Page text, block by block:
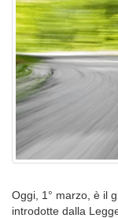
Oggi, 1° marzo, è il
introdotte dalla